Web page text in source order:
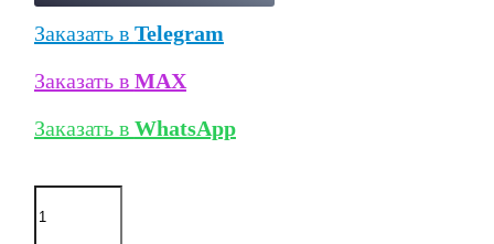
Заказать в Telegram
Заказать в MAX
Заказать в WhatsApp
Количество
товара